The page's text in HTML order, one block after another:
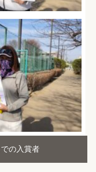
の入賞者